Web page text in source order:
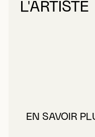
L'ARTISTE
EN SAVOIR
À